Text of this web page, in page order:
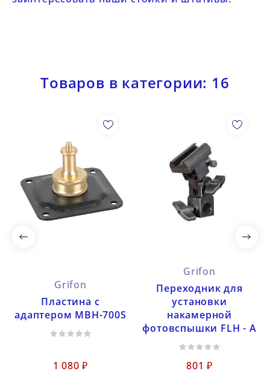
Товаров в категории: 16
Grifon
Пластина с
адаптером MBH-700S
1 080 ₽
Grifon
Переходник для
установки
накамерной
фотовспышки FLH - A
801 ₽